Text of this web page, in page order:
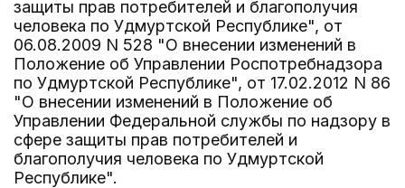
защиты прав потребителей и благополучия
человека по Удмуртской Республике", от
06.08.2009 N 528 "О внесении изменений в
Положение об Управлении Роспотребнадзора
по Удмуртской Республике", от 17.02.2012 N 86
"О внесении изменений в Положение об
Управлении Федеральной службы по надзору в
сфере защиты прав потребителей и
благополучия человека по Удмуртской
Республике".